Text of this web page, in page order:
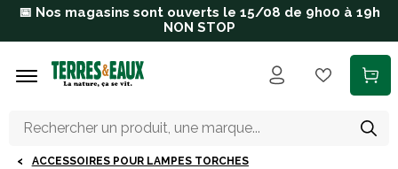
Aller au contenu principal
📅 Nos magasins sont ouverts le 15/08 de 9h00 à 19h
NON STOP
ACCESSOIRES POUR LAMPES TORCHES